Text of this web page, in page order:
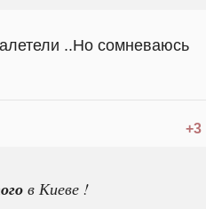
..Но сомневаюсь
+3
в Киеве !